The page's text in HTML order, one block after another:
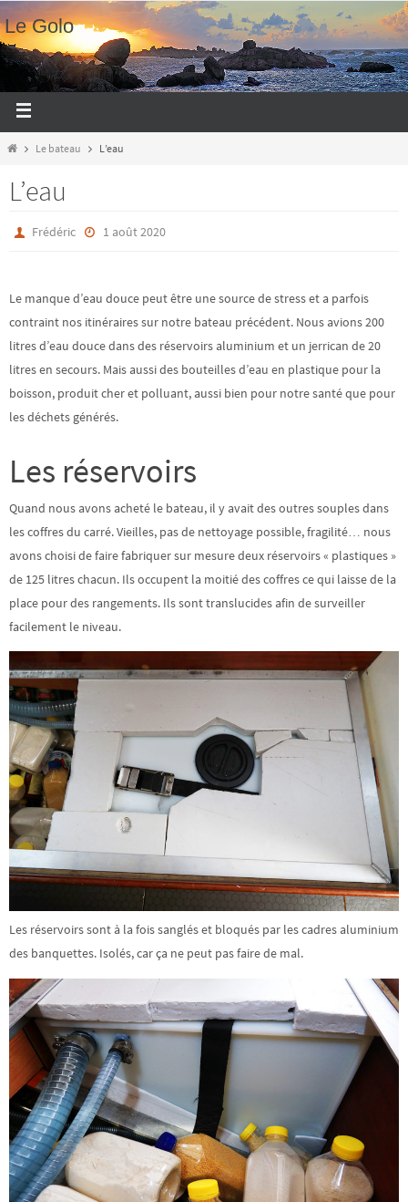
Le Golo
Le bateau L’eau
L’eau
Frédéric 1 août 2020
Le manque d’eau douce peut être une source de stress et a parfois
contraint nos itinéraires sur notre bateau précédent. Nous avions 200
litres d’eau douce dans des réservoirs aluminium et un jerrican de 20
litres en secours. Mais aussi des bouteilles d’eau en plastique pour la
boisson, produit cher et polluant, aussi bien pour notre santé que pour
les déchets générés.
Les réservoirs
Quand nous avons acheté le bateau, il y avait des outres souples dans
les coffres du carré. Vieilles, pas de nettoyage possible, fragilité… nous
avons choisi de faire fabriquer sur mesure deux réservoirs « plastiques »
de 125 litres chacun. Ils occupent la moitié des coffres ce qui laisse de la
place pour des rangements. Ils sont translucides afin de surveiller
facilement le niveau.
Les réservoirs sont à la fois sanglés et bloqués par les cadres aluminium
des banquettes. Isolés, car ça ne peut pas faire de mal.